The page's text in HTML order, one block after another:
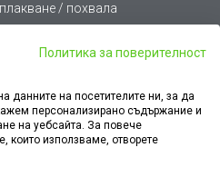
/ похвала
за AРС
Политика за поверителност
данните на посетителите ни, за да
персонализирано съдържание и
на уебсайта. За повече
които използваме, отворете